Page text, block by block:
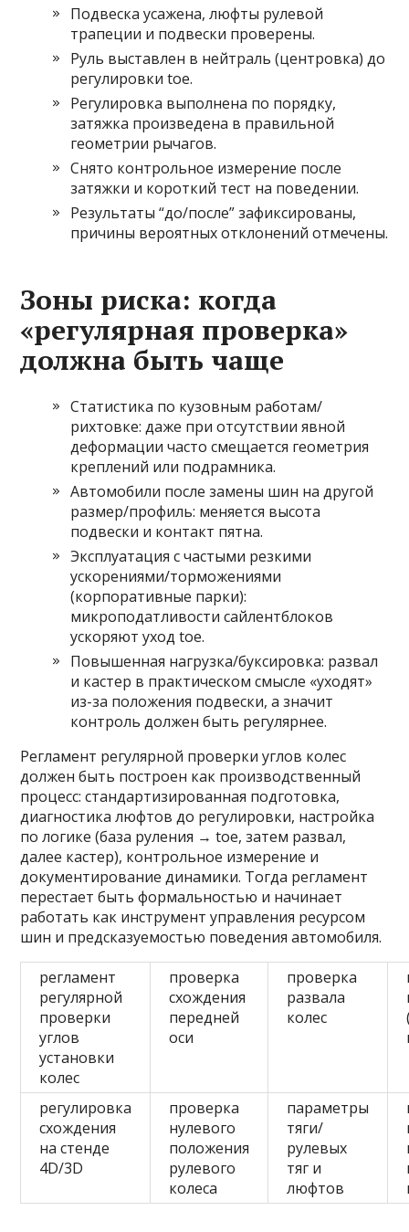
Подвеска усажена, люфты рулевой
трапеции и подвески проверены.
Руль выставлен в нейтраль (центровка) до
регулировки toe.
Регулировка выполнена по порядку,
затяжка произведена в правильной
геометрии рычагов.
Снято контрольное измерение после
затяжки и короткий тест на поведении.
Результаты “до/после” зафиксированы,
причины вероятных отклонений отмечены.
Зоны риска: когда
«регулярная проверка»
должна быть чаще
Статистика по кузовным работам/
рихтовке: даже при отсутствии явной
деформации часто смещается геометрия
креплений или подрамника.
Автомобили после замены шин на другой
размер/профиль: меняется высота
подвески и контакт пятна.
Эксплуатация с частыми резкими
ускорениями/торможениями
(корпоративные парки):
микроподатливости сайлентблоков
ускоряют уход toe.
Повышенная нагрузка/буксировка: развал
и кастер в практическом смысле «уходят»
из-за положения подвески, а значит
контроль должен быть регулярнее.
Регламент регулярной проверки углов колес
должен быть построен как производственный
процесс: стандартизированная подготовка,
диагностика люфтов до регулировки, настройка
по логике (база руления → toe, затем развал,
далее кастер), контрольное измерение и
документирование динамики. Тогда регламент
перестает быть формальностью и начинает
работать как инструмент управления ресурсом
шин и предсказуемостью поведения автомобиля.
регламент
регулярной
проверки
углов
установки
колес
проверка
схождения
передней
оси
проверка
развала
колес
регулировка
схождения
на стенде
4D/3D
проверка
нулевого
положения
рулевого
колеса
параметры
тяги/
рулевых
тяг и
люфтов